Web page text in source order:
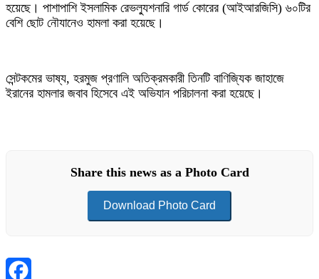
হয়েছে। পাশাপাশি ইসলামিক রেভল্যুশনারি গার্ড কোরের (আইআরজিসি) ৬০টির
বেশি ছোট নৌযানেও হামলা করা হয়েছে।
সেন্টকমের ভাষ্য, হরমুজ প্রণালি অতিক্রমকারী তিনটি বাণিজ্যিক জাহাজে
ইরানের হামলার জবাব হিসেবে এই অভিযান পরিচালনা করা হয়েছে।
Share this news as a Photo Card
Download Photo Card